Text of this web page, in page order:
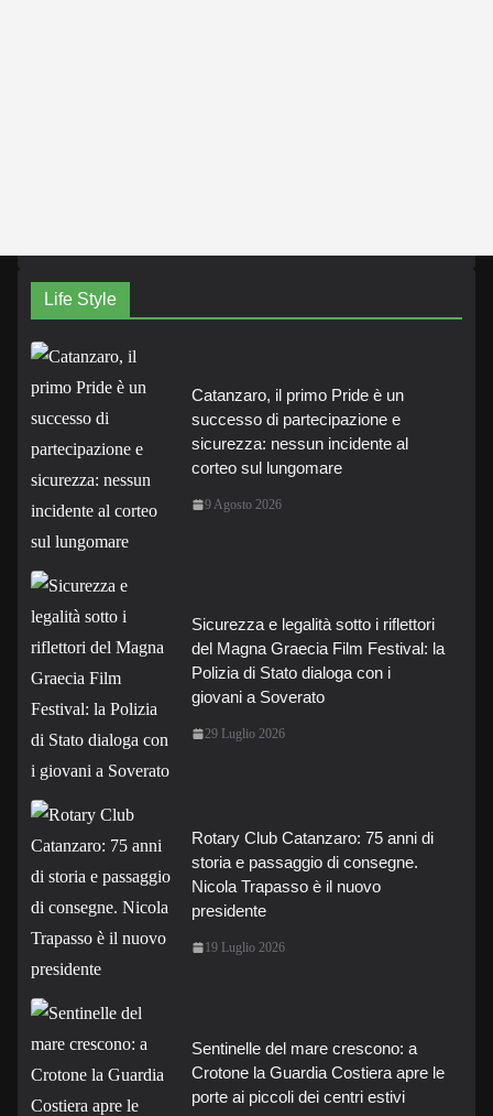
Life Style
Catanzaro, il primo Pride è un
successo di partecipazione e
sicurezza: nessun incidente al
corteo sul lungomare
9 Agosto 2026
Sicurezza e legalità sotto i riflettori
del Magna Graecia Film Festival: la
Polizia di Stato dialoga con i
giovani a Soverato
29 Luglio 2026
Rotary Club Catanzaro: 75 anni di
storia e passaggio di consegne.
Nicola Trapasso è il nuovo
presidente
19 Luglio 2026
Sentinelle del mare crescono: a
Crotone la Guardia Costiera apre le
porte ai piccoli dei centri estivi